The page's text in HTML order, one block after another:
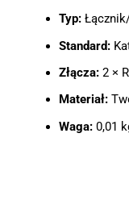
Typ:
Standard:
Złącza:2 ×
Materiał:
Waga:0,01